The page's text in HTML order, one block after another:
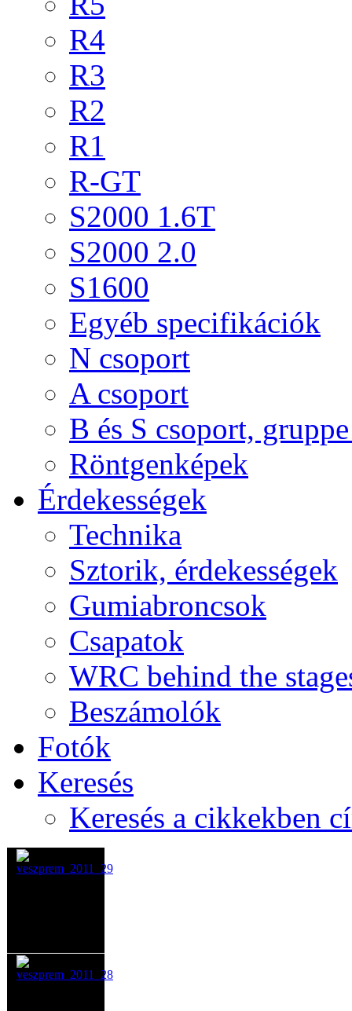
R4
R3
R2
R1
R-GT
S2000 1.6T
S2000 2.0
S1600
Egyéb specifikációk
N csoport
A csoport
B és S csoport,
Röntgenképek
Érdekességek
Technika
Sztorik, érdekességek
Gumiabroncsok
Csapatok
WRC behind the
Beszámolók
Fotók
Keresés
Keresés a cikkekben